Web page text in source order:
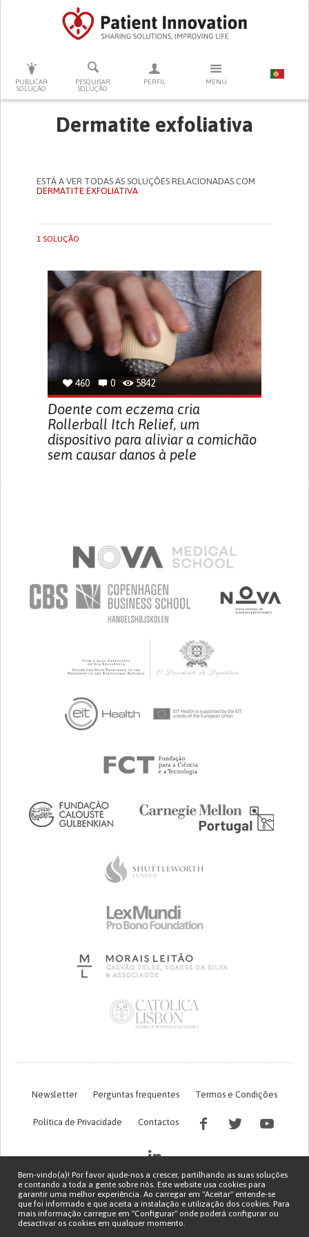
PUBLICAR
SOLUÇÃO
PESQUISAR
SOLUÇÃO
PERFIL MENU
PRESSIONE ENTER PARA PESQUISAR
Dermatite exfoliativa
ESTÁ A VER TODAS AS SOLUÇÕES RELACIONADAS COM
DERMATITE EXFOLIATIVA
1 SOLUÇÃO
460 0 5842
Doente com eczema cria
Rollerball Itch Relief, um
dispositivo para aliviar a comichão
sem causar danos à pele
Newsletter Perguntas frequentes Termos e Condições
Política de Privacidade Contactos
Bem-vindo(a)! Por favor ajude-nos a crescer, partilhando as suas soluções
e contando a toda a gente sobre nós. Este website usa cookies para
garantir uma melhor experiência. Ao carregar em "Aceitar" entende-se
que foi informado e que aceita a instalação e utilização dos cookies. Para
mais informação carregue em "Configurar" onde poderá configurar ou
desactivar os cookies em qualquer momento.